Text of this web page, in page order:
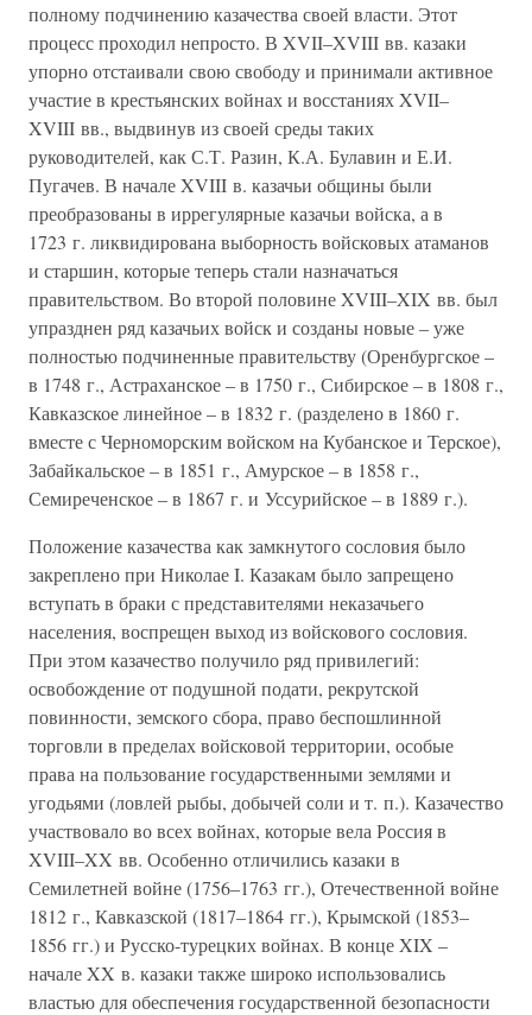
полному подчинению казачества своей власти. Этот
процесс проходил непросто. В XVII–XVIII вв. казаки
упорно отстаивали свою свободу и принимали активное
участие в крестьянских войнах и восстаниях XVII–
XVIII вв., выдвинув из своей среды таких
руководителей, как С.Т. Разин, К.А. Булавин и Е.И.
Пугачев. В начале XVIII в. казачьи общины были
преобразованы в иррегулярные казачьи войска, а в
1723 г. ликвидирована выборность войсковых атаманов
и старшин, которые теперь стали назначаться
правительством. Во второй половине XVIII–XIX вв. был
упразднен ряд казачьих войск и созданы новые – уже
полностью подчиненные правительству (Оренбургское –
в 1748 г., Астраханское – в 1750 г., Сибирское – в 1808 г.,
Кавказское линейное – в 1832 г. (разделено в 1860 г.
вместе с Черноморским войском на Кубанское и Терское),
Забайкальское – в 1851 г., Амурское – в 1858 г.,
Семиреченское – в 1867 г. и Уссурийское – в 1889 г.).
Положение казачества как замкнутого сословия было
закреплено при Николае I. Казакам было запрещено
вступать в браки с представителями неказачьего
населения, воспрещен выход из войскового сословия.
При этом казачество получило ряд привилегий:
освобождение от подушной подати, рекрутской
повинности, земского сбора, право беспошлинной
торговли в пределах войсковой территории, особые
права на пользование государственными землями и
угодьями (ловлей рыбы, добычей соли и т. п.). Казачество
участвовало во всех войнах, которые вела Россия в
XVIII–XX вв. Особенно отличились казаки в
Семилетней войне (1756–1763 гг.), Отечественной войне
1812 г., Кавказской (1817–1864 гг.), Крымской (1853–
1856 гг.) и Русско-турецких войнах. В конце XIX –
начале XX в. казаки также широко использовались
властью для обеспечения государственной безопасности